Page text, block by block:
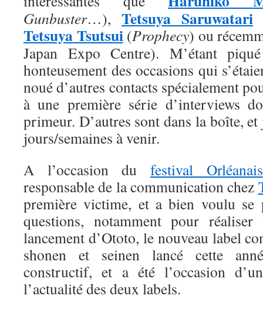
Gunbuster…), Tetsuya Saruwatari
Tetsuya Tsutsui(Prophecy) ou
Japan Expo Centre). M’étant
honteusement des occasions qui
noué d’autres contacts spécialement
à une première série d’interviews
primeur. D’autres sont dans la boîte,
jours/semaines à venir.
A l’occasion du festival Orléanais
responsable de la communication chez
première victime, et a bien voulu
questions, notamment pour
lancement d’Ototo, le nouveau label
shonen et seinen lancé cette
constructif, et a été l’occasion
l’actualité des deux labels.